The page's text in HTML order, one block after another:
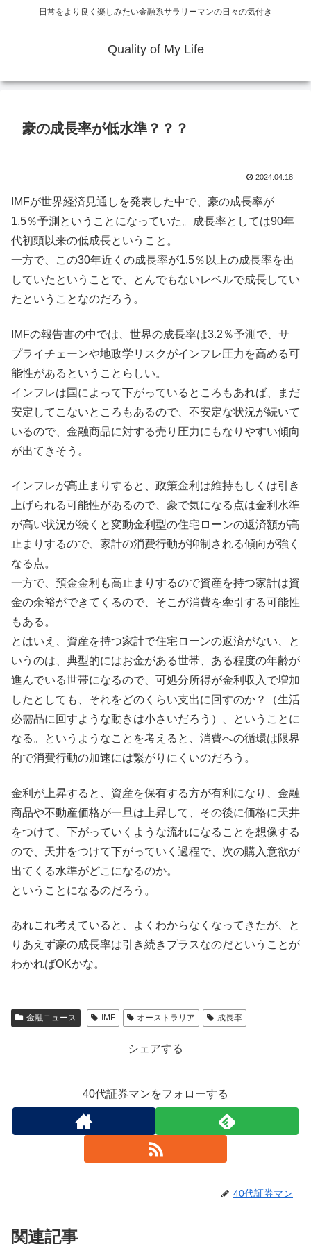
日常をより良く楽しみたい金融系サラリーマンの日々の気付き
Quality of My Life
豪の成長率が低水準？？？
2024.04.18
IMFが世界経済見通しを発表した中で、豪の成長率が
1.5％予測ということになっていた。成長率としては90年
代初頭以来の低成長ということ。
一方で、この30年近くの成長率が1.5％以上の成長率を出
していたということで、とんでもないレベルで成長してい
たということなのだろう。
IMFの報告書の中では、世界の成長率は3.2％予測で、サ
プライチェーンや地政学リスクがインフレ圧力を高める可
能性があるということらしい。
インフレは国によって下がっているところもあれば、まだ
安定してこないところもあるので、不安定な状況が続いて
いるので、金融商品に対する売り圧力にもなりやすい傾向
が出てきそう。
インフレが高止まりすると、政策金利は維持もしくは引き
上げられる可能性があるので、豪で気になる点は金利水準
が高い状況が続くと変動金利型の住宅ローンの返済額が高
止まりするので、家計の消費行動が抑制される傾向が強く
なる点。
一方で、預金金利も高止まりするので資産を持つ家計は資
金の余裕ができてくるので、そこが消費を牽引する可能性
もある。
とはいえ、資産を持つ家計で住宅ローンの返済がない、と
いうのは、典型的にはお金がある世帯、ある程度の年齢が
進んでいる世帯になるので、可処分所得が金利収入で増加
したとしても、それをどのくらい支出に回すのか？（生活
必需品に回すような動きは小さいだろう）、ということに
なる。というようなことを考えると、消費への循環は限界
的で消費行動の加速には繋がりにくいのだろう。
金利が上昇すると、資産を保有する方が有利になり、金融
商品や不動産価格が一旦は上昇して、その後に価格に天井
をつけて、下がっていくような流れになることを想像する
ので、天井をつけて下がっていく過程で、次の購入意欲が
出てくる水準がどこになるのか。
ということになるのだろう。
あれこれ考えていると、よくわからなくなってきたが、と
りあえず豪の成長率は引き続きプラスなのだということが
わかればOKかな。
金融ニュース IMF オーストラリア 成長率
シェアする
40代証券マンをフォローする
40代証券マン
関連記事